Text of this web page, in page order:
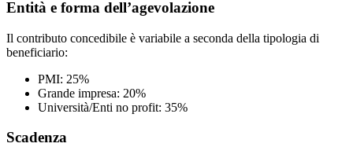
Entità e forma dell’agevolazione
Il contributo concedibile è variabile a seconda della tipologia di
beneficiario:
PMI: 25%
Grande impresa: 20%
Università/Enti no profit: 35%
Scadenza